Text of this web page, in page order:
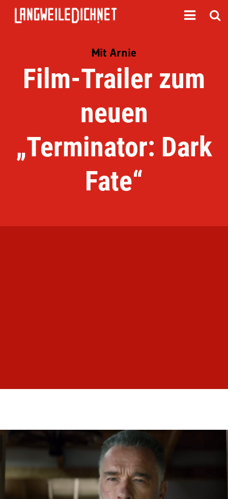
Mit Arnie
Film-Trailer zum
neuen
„Terminator: Dark
Fate“